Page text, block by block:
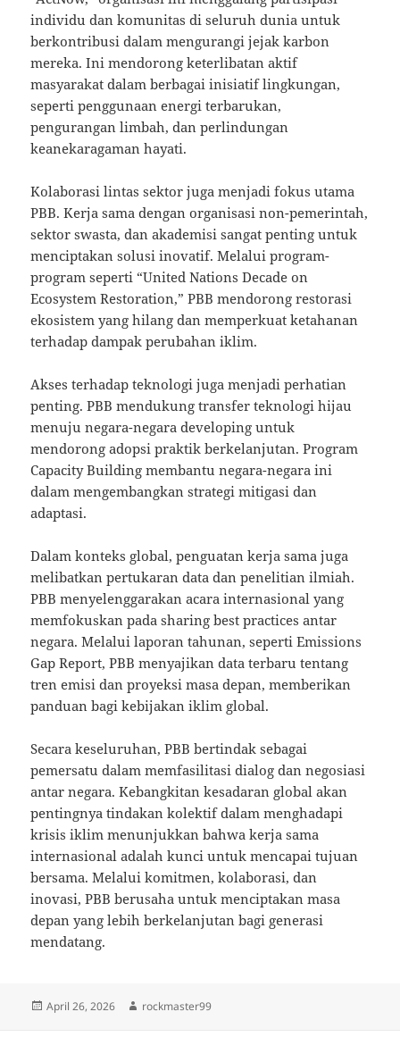
individu dan komunitas di seluruh dunia untuk
berkontribusi dalam mengurangi jejak karbon
mereka. Ini mendorong keterlibatan aktif
masyarakat dalam berbagai inisiatif lingkungan,
seperti penggunaan energi terbarukan,
pengurangan limbah, dan perlindungan
keanekaragaman hayati.
Kolaborasi lintas sektor juga menjadi fokus utama
PBB. Kerja sama dengan organisasi non-pemerintah,
sektor swasta, dan akademisi sangat penting untuk
menciptakan solusi inovatif. Melalui program-
program seperti “United Nations Decade on
Ecosystem Restoration,” PBB mendorong restorasi
ekosistem yang hilang dan memperkuat ketahanan
terhadap dampak perubahan iklim.
Akses terhadap teknologi juga menjadi perhatian
penting. PBB mendukung transfer teknologi hijau
menuju negara-negara developing untuk
mendorong adopsi praktik berkelanjutan. Program
Capacity Building membantu negara-negara ini
dalam mengembangkan strategi mitigasi dan
adaptasi.
Dalam konteks global, penguatan kerja sama juga
melibatkan pertukaran data dan penelitian ilmiah.
PBB menyelenggarakan acara internasional yang
memfokuskan pada sharing best practices antar
negara. Melalui laporan tahunan, seperti Emissions
Gap Report, PBB menyajikan data terbaru tentang
tren emisi dan proyeksi masa depan, memberikan
panduan bagi kebijakan iklim global.
Secara keseluruhan, PBB bertindak sebagai
pemersatu dalam memfasilitasi dialog dan negosiasi
antar negara. Kebangkitan kesadaran global akan
pentingnya tindakan kolektif dalam menghadapi
krisis iklim menunjukkan bahwa kerja sama
internasional adalah kunci untuk mencapai tujuan
bersama. Melalui komitmen, kolaborasi, dan
inovasi, PBB berusaha untuk menciptakan masa
depan yang lebih berkelanjutan bagi generasi
mendatang.
Posted
April 26, 2026 Author
rockmaster99